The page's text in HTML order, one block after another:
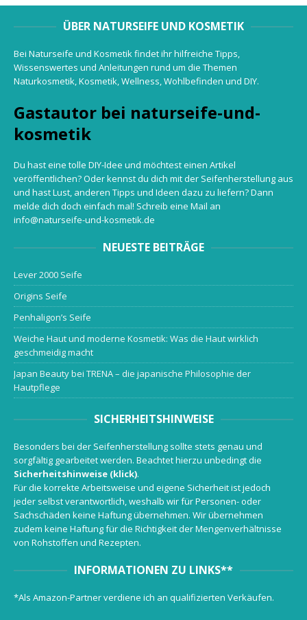
ÜBER NATURSEIFE UND KOSMETIK
Bei Naturseife und Kosmetik findet ihr hilfreiche Tipps,
Wissenswertes und Anleitungen rund um die Themen
Naturkosmetik, Kosmetik, Wellness, Wohlbefinden und DIY.
Gastautor bei naturseife-und-
kosmetik
Du hast eine tolle DIY-Idee und möchtest einen Artikel
veröffentlichen? Oder kennst du dich mit der Seifenherstellung aus
und hast Lust, anderen Tipps und Ideen dazu zu liefern? Dann
melde dich doch einfach mal! Schreib eine Mail an
info@naturseife-und-kosmetik.de
NEUESTE BEITRÄGE
Lever 2000 Seife
Origins Seife
Penhaligon’s Seife
Weiche Haut und moderne Kosmetik: Was die Haut wirklich
geschmeidig macht
Japan Beauty bei TRENA – die japanische Philosophie der
Hautpflege
SICHERHEITSHINWEISE
Besonders bei der Seifenherstellung sollte stets genau und
sorgfältig gearbeitet werden. Beachtet hierzu unbedingt die
Sicherheitshinweise (klick).
Für die korrekte Arbeitsweise und eigene Sicherheit ist jedoch
jeder selbst verantwortlich, weshalb wir für Personen- oder
Sachschäden keine Haftung übernehmen. Wir übernehmen
zudem keine Haftung für die Richtigkeit der Mengenverhältnisse
von Rohstoffen und Rezepten.
INFORMATIONEN ZU LINKS**
*Als Amazon-Partner verdiene ich an qualifizierten Verkäufen.